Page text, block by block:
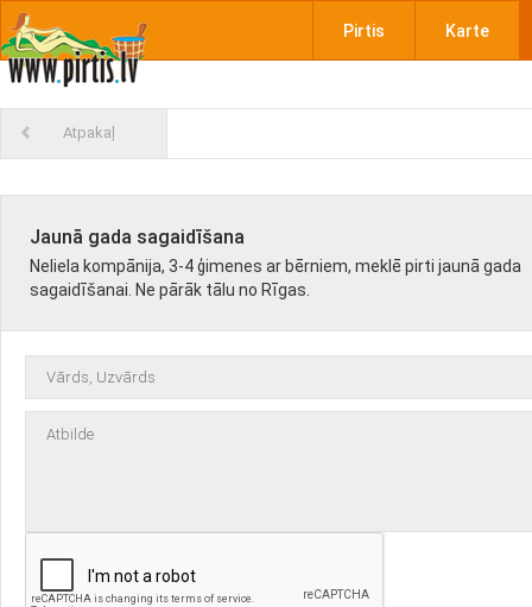
Pirtis Karte
Atpakaļ
Jaunā gada sagaidīšana
Neliela kompānija, 3-4 ģimenes ar bērniem, meklē pirti jaunā gada
sagaidīšanai. Ne pārāk tālu no Rīgas.